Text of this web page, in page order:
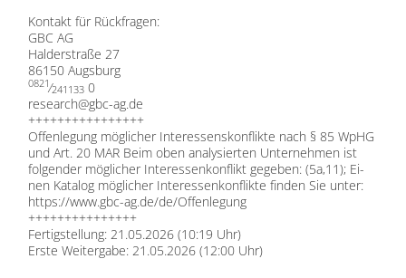
Kon­takt für Rück­fra­gen:
GBC AG
Hal­der­stra­ße 27
86150 Augs­burg
0821⁄241133 0
research@​gbc-​ag.​de
++++++++++++++++
Of­fen­le­gung mög­li­cher In­ter­es­sens­kon­flik­te nach § 85 WpHG
und Art. 20 MAR Beim oben ana­ly­sier­ten Un­ter­neh­men ist
fol­gen­der mög­li­cher In­ter­es­sen­kon­flikt ge­ge­ben: (5a,11); Ei­
nen Ka­ta­log mög­li­cher In­ter­es­sen­kon­flik­te fin­den Sie un­ter:
https://​www​.gbc​-ag​.de/​d​e​/​O​f​f​e​n​l​e​g​ung
+++++++++++++++
Fer­tig­stel­lung: 21.05.2026 (10:19 Uhr)
Ers­te Wei­ter­ga­be: 21.05.2026 (12:00 Uhr)